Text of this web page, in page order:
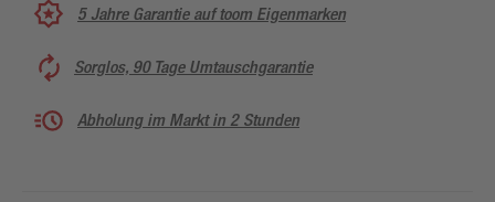
5 Jahre Garantie auf toom Eigenmarken
Sorglos, 90 Tage Umtauschgarantie
Abholung im Markt in 2 Stunden